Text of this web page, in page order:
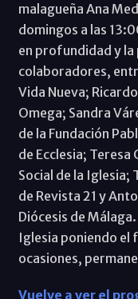
malagueña Ana
domingos a las
en profundidad y
colaboradores,
Vida Nueva;
Omega; Sandra
de la Fundación
de Ecclesia;
Social de la
de Revista 21 y
Diócesis de
Iglesia poniendo el
ocasiones,
Vuelve a ver el